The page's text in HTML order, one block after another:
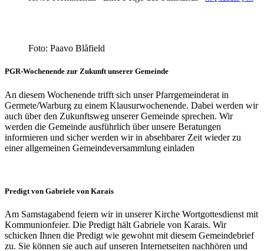
Foto: Paavo Blåfield
PGR-Wochenende zur Zukunft unserer Gemeinde
An diesem Wochenende trifft sich unser Pfarrgemeinderat in
Germete/Warburg zu einem Klausurwochenende. Dabei werden wir
auch über den Zukunftsweg unserer Gemeinde sprechen. Wir
werden die Gemeinde ausführlich über unsere Beratungen
informieren und sicher werden wir in absehbarer Zeit wieder zu
einer allgemeinen Gemeindeversammlung einladen
Predigt von Gabriele von Karais
Am Samstagabend feiern wir in unserer Kirche Wortgottesdienst mit
Kommunionfeier. Die Predigt hält Gabriele von Karais. Wir
schicken Ihnen die Predigt wie gewohnt mit diesem Gemeindebrief
zu. Sie können sie auch auf unseren Internetseiten nachhören und